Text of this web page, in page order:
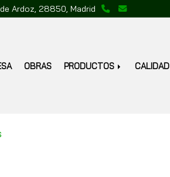
Ardoz, 28850, Madrid
OBRAS PRODUCTOS CALIDAD